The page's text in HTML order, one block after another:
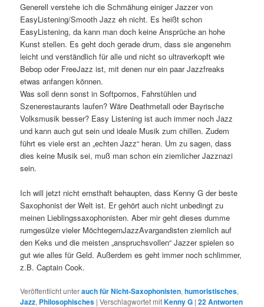
Generell verstehe ich die Schmähung einiger Jazzer von
EasyListening/Smooth Jazz eh nicht. Es heißt schon
EasyListening, da kann man doch keine Ansprüche an hohe
Kunst stellen. Es geht doch gerade drum, dass sie angenehm
leicht und verständlich für alle und nicht so ultraverkopft wie
Bebop oder FreeJazz ist, mit denen nur ein paar Jazzfreaks
etwas anfangen können.
Was soll denn sonst in Softpornos, Fahrstühlen und
Szenerestaurants laufen? Wäre Deathmetall oder Bayrische
Volksmusik besser? Easy Listening ist auch immer noch Jazz
und kann auch gut sein und ideale Musik zum chillen. Zudem
führt es viele erst an „echten Jazz“ heran. Um zu sagen, dass
dies keine Musik sei, muß man schon ein ziemlicher Jazznazi
sein.
Ich will jetzt nicht ernsthaft behaupten, dass Kenny G der beste
Saxophonist der Welt ist. Er gehört auch nicht unbedingt zu
meinen Lieblingssaxophonisten. Aber mir geht dieses dumme
rumgesülze vieler MöchtegernJazzAvargandisten ziemlich auf
den Keks und die meisten „anspruchsvollen“ Jazzer spielen so
gut wie alles für Geld. Außerdem es geht immer noch schlimmer,
z.B. Captain Cook.
Veröffentlicht unterauch für Nicht-Saxophonisten,humoristisches,
Jazz, Philosophisches |Verschlagwortet mitKenny G |22Antworten